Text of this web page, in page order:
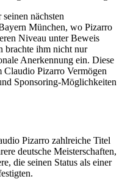
nächsten
München, wo Pizarro
Niveau unter Beweis
brachte ihm nicht nur
Anerkennung ein. Diese
Claudio Pizarro Vermögen
Sponsoring-Möglichkeiten
Pizarro zahlreiche Titel
deutsche Meisterschaften,
die seinen Status als einer